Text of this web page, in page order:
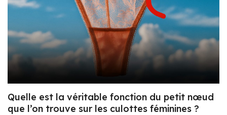
Quelle est la véritable fonction du petit nœud
que l’on trouve sur les culottes féminines ?